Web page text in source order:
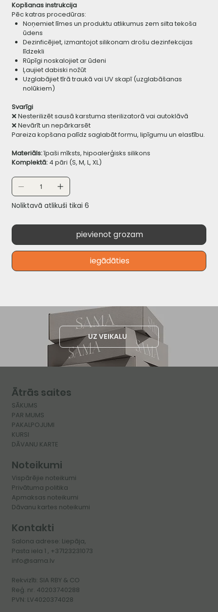
Kopšanas instrukcija
Pēc katras procedūras:
Noņemiet līmes un produktu atlikumus zem silta tekoša
ūdens
Dezinficējiet, izmantojot silikonam drošu dezinfekcijas
līdzekli
Rūpīgi noskalojiet ar ūdeni
Ļaujiet dabiski nožūt
Uzglabājiet tīrā traukā vai UV skapī (uzglabāšanas
nolūkiem)
Svarīgi
❌ Nesterilizēt sausā karstuma sterilizatorā vai autoklāvā
❌ Nevārīt un nepārkarsēt
Pareiza kopšana palīdz saglabāt formu, lipīgumu un elastību.
Materiāls:īpaši mīksts, hipoalerģisks silikons
Komplektā: 4 pāri (S, M, L, XL)
Noliktavā atlikuši tikai 6
pievienot grozam
iegādāties
UZ VEIKALU
Ātrās saites
SĀKUMS
PAR MUMS
PAKALPOJUMI
KURSI
​DĀVANU KARTE
Noteikumi
Vispārējie noteikumi
Privātuma politika
Apmaksas noteikumi
Dāvanu kartes noteikumi
Kontakti
Salona adrese: Liepāja,
Pasta iela 1 , +37123231073
info@sama.lv
Rekvizīti: SIA RBY & CO
Reģ. nr. 40203740288
PVN: LV4020374028